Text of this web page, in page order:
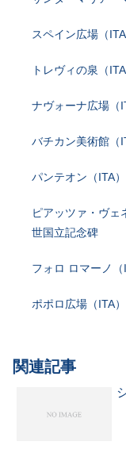
スペイン広場（ITA
トレヴィの泉（ITA
ナヴォーナ広場（
バチカン美術館（
パンテオン（ITA）
ピアッツァ・ヴェ
世国立記念碑
フォロ ロマーノ（
ポポロ広場（ITA）
関連記事